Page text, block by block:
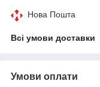
Нова Пошта
Всі умови доставки
Умови оплати